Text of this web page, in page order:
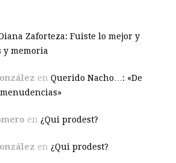
Zaforteza: Fuiste lo mejor y
y memoria
en Querido Nacho…: «De
en ¿Qui prodest?
en ¿Qui prodest?